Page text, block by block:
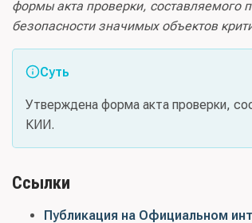
формы акта проверки, составляемого
безопасности значимых объектов
Суть
Утверждена форма акта проверки,
КИИ.
Ссылки
Публикация на Официальном